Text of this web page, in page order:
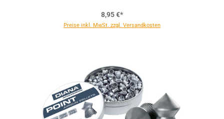
8,95 €*
Preise inkl. MwSt. zzgl. Versandkosten